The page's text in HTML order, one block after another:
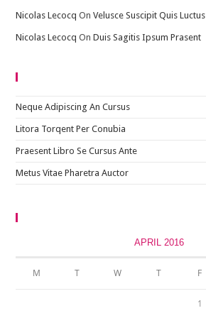
Nicolas Lecocq OnVelusce Suscipit Quis Luctus
Nicolas Lecocq OnDuis Sagitis Ipsum Prasent
Neque Adipiscing An Cursus
Litora Torqent Per Conubia
Praesent Libro Se Cursus Ante
Metus Vitae Pharetra Auctor
APRIL 2016
M T W T F
1